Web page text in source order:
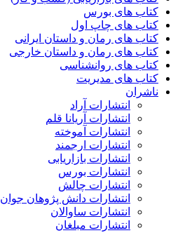
کتاب های بورس
کتاب های چاپ اول
کتاب های رمان و داستان ایرانی
کتاب های رمان و داستان خارجی
کتاب های روانشناسی
کتاب های مدیریت
ناشران
انتشارات آراد
انتشارات آریانا قلم
انتشارات آموخته
انتشارات ارجمند
انتشارات بازاریابی
انتشارات بورس
انتشارات چالش
انتشارات دانش پژوهان جوان
انتشارات ساوالان
انتشارات مبلغان